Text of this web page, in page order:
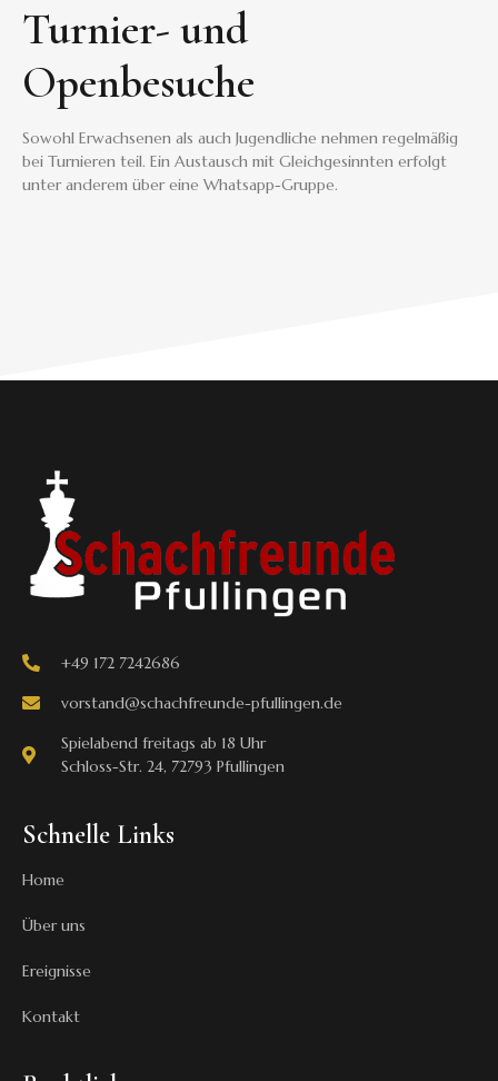
Turnier- und
Openbesuche
Sowohl Erwachsenen als auch Jugendliche nehmen regelmäßig
bei Turnieren teil. Ein Austausch mit Gleichgesinnten erfolgt
unter anderem über eine Whatsapp-Gruppe.
+49 172 7242686
vorstand@schachfreunde-pfullingen.de
Spielabend freitags ab 18 Uhr
Schloss-Str. 24, 72793 Pfullingen
Schnelle Links
Home
Über uns
Ereignisse
Kontakt